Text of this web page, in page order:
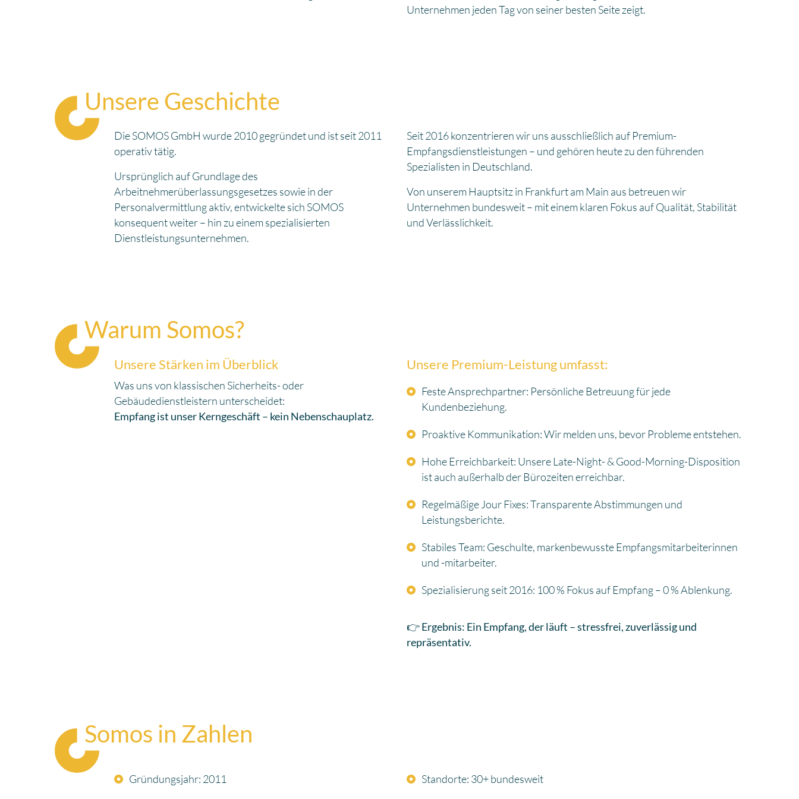
Unternehmen jeden Tag von seiner besten Seite zeigt.
Unsere Geschichte
Die SOMOS GmbH wurde 2010 gegründet und ist seit 2011
operativ tätig.
Ursprünglich auf Grundlage des
Arbeitnehmerüberlassungsgesetzes sowie in der
Personalvermittlung aktiv, entwickelte sich SOMOS
konsequent weiter – hin zu einem spezialisierten
Dienstleistungsunternehmen.
Seit 2016 konzentrieren wir uns ausschließlich auf Premium-
Empfangsdienstleistungen – und gehören heute zu den führenden
Spezialisten in Deutschland.
Von unserem Hauptsitz in Frankfurt am Main aus betreuen wir
Unternehmen bundesweit – mit einem klaren Fokus auf Qualität, Stabilität
und Verlässlichkeit.
Warum Somos?
Unsere Stärken im Überblick
Was uns von klassischen Sicherheits- oder
Gebäudedienstleistern unterscheidet:
Empfang ist unser Kerngeschäft – kein Nebenschauplatz.
Unsere Premium-Leistung umfasst:
Feste Ansprechpartner: Persönliche Betreuung für jede
Kundenbeziehung.
Proaktive Kommunikation: Wir melden uns, bevor Probleme entstehen.
Hohe Erreichbarkeit: Unsere Late-Night- & Good-Morning-Disposition
ist auch außerhalb der Bürozeiten erreichbar.
Regelmäßige Jour Fixes: Transparente Abstimmungen und
Leistungsberichte.
Stabiles Team: Geschulte, markenbewusste Empfangsmitarbeiterinnen
und -mitarbeiter.
Spezialisierung seit 2016: 100 % Fokus auf Empfang – 0 % Ablenkung.
👉Ergebnis: Ein Empfang, der läuft – stressfrei, zuverlässig und
repräsentativ.
Somos in Zahlen
Gründungsjahr: 2011 Standorte: 30+ bundesweit